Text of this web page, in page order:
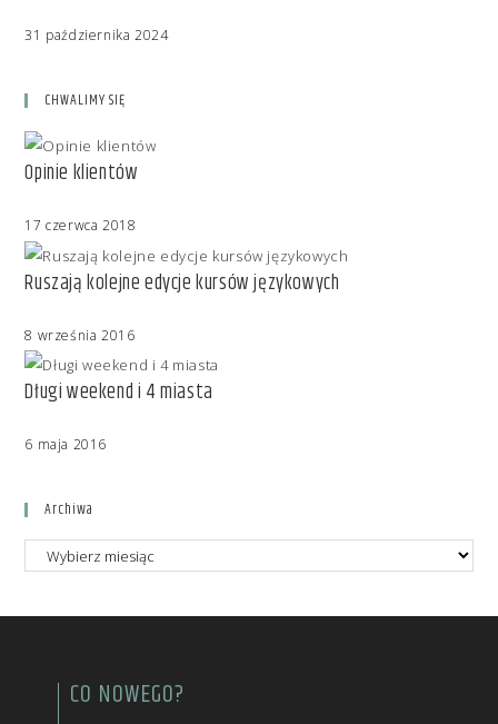
31 października 2024
CHWALIMY SIĘ
Opinie klientów
17 czerwca 2018
Ruszają kolejne edycje kursów językowych
8 września 2016
Długi weekend i 4 miasta
6 maja 2016
Archiwa
CO NOWEGO?